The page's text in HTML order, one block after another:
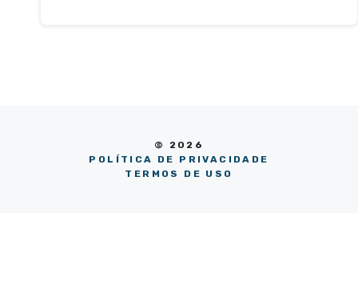
© 2026
POLÍTICA DE PRIVACIDADE
TERMOS DE USO